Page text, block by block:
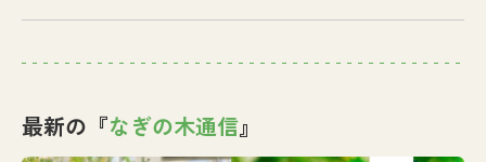
最新の『なぎの木通信』